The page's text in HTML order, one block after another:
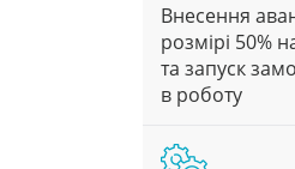
Внесення
розмірі 50%
та запуск
в роботу